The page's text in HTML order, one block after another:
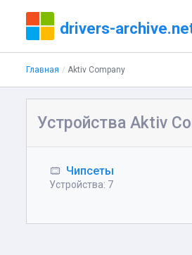
drivers-
Главная Aktiv Company
Устройства Aktiv
Чипсеты
Устройства: 7